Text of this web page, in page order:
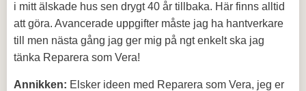
i mitt älskade hus sen drygt 40 år tillbaka. Här finns alltid
att göra. Avancerade uppgifter måste jag ha hantverkare
till men nästa gång jag ger mig på ngt enkelt ska jag
tänka Reparera som Vera!
Annikken: Elsker ideen med Reparera som Vera, jeg er